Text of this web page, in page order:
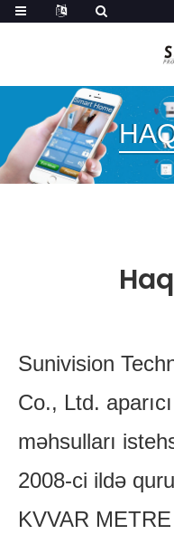
Sunivision
Co., Ltd.
məhsulları
2008-ci ildə
KVVAR